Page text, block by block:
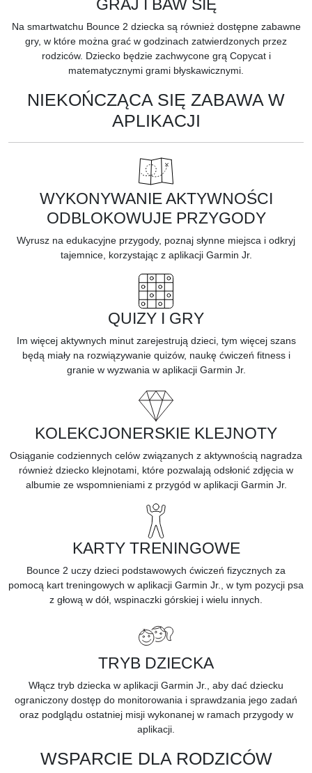
GRAJ I BAW SIĘ
Na smartwatchu Bounce 2 dziecka są również dostępne zabawne
gry, w które można grać w godzinach zatwierdzonych przez
rodziców. Dziecko będzie zachwycone grą Copycat i
matematycznymi grami błyskawicznymi.
NIEKOŃCZĄCA SIĘ ZABAWA W
APLIKACJI
WYKONYWANIE AKTYWNOŚCI
ODBLOKOWUJE PRZYGODY
Wyrusz na edukacyjne przygody, poznaj słynne miejsca i odkryj
tajemnice, korzystając z aplikacji Garmin Jr.
QUIZY I GRY
Im więcej aktywnych minut zarejestrują dzieci, tym więcej szans
będą miały na rozwiązywanie quizów, naukę ćwiczeń fitness i
granie w wyzwania w aplikacji Garmin Jr.
KOLEKCJONERSKIE KLEJNOTY
Osiąganie codziennych celów związanych z aktywnością nagradza
również dziecko klejnotami, które pozwalają odsłonić zdjęcia w
albumie ze wspomnieniami z przygód w aplikacji Garmin Jr.
KARTY TRENINGOWE
Bounce 2 uczy dzieci podstawowych ćwiczeń fizycznych za
pomocą kart treningowych w aplikacji Garmin Jr., w tym pozycji psa
z głową w dół, wspinaczki górskiej i wielu innych.
TRYB DZIECKA
Włącz tryb dziecka w aplikacji Garmin Jr., aby dać dziecku
ograniczony dostęp do monitorowania i sprawdzania jego zadań
oraz podglądu ostatniej misji wykonanej w ramach przygody w
aplikacji.
WSPARCIE DLA RODZICÓW